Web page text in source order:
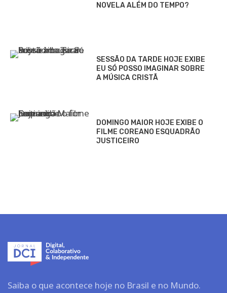
NOVELA ALÉM DO TEMPO?
SESSÃO DA TARDE HOJE EXIBE
EU SÓ POSSO IMAGINAR SOBRE
A MÚSICA CRISTÃ
DOMINGO MAIOR HOJE EXIBE O
FILME COREANO ESQUADRÃO
JUSTICEIRO
Saiba o que acontece hoje no Brasil e no Mundo.